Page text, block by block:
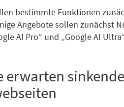
bestimmte Funktionen
Angebote sollen zunächst
AI Pro“ und „Google AI
erwarten